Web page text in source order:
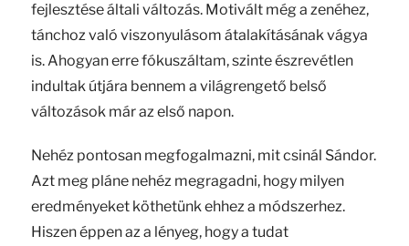
fejlesztése általi változás. Motivált még a zenéhez,
tánchoz való viszonyulásom átalakításának vágya
is. Ahogyan erre fókuszáltam, szinte észrevétlen
indultak útjára bennem a világrengető belső
változások már az első napon.
Nehéz pontosan megfogalmazni, mit csinál Sándor.
Azt meg pláne nehéz megragadni, hogy milyen
eredményeket köthetünk ehhez a módszerhez.
Hiszen éppen az a lényeg, hogy a tudat